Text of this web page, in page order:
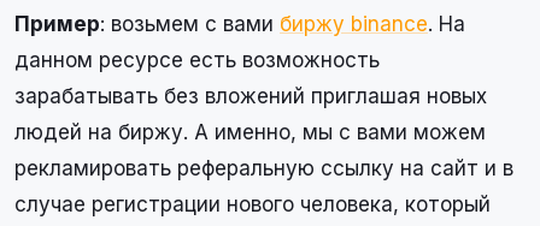
Пример: возьмем с вами биржу binance. На
данном ресурсе есть возможность
зарабатывать без вложений приглашая новых
людей на биржу. А именно, мы с вами можем
рекламировать реферальную ссылку на сайт и в
случае регистрации нового человека, который